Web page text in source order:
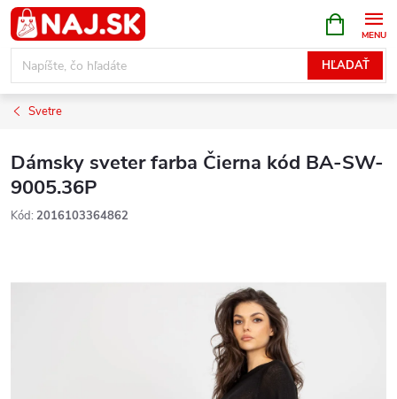
Prejsť
na
obsah
HĽADAŤ
KOŠÍK
Svetre
Dámsky sveter farba Čierna kód BA-SW-
9005.36P
Kód: 2016103364862